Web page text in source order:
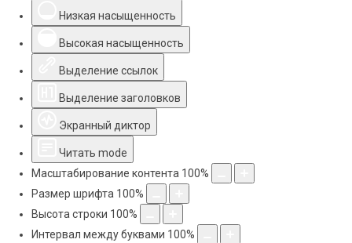
Низкая насыщенность
Высокая насыщенность
Выделение ссылок
Выделение заголовков
Экранный диктор
Читать mode
Масштабирование контента 100%
Размер шрифта 100%
Высота строки 100%
Интервал между буквами 100%